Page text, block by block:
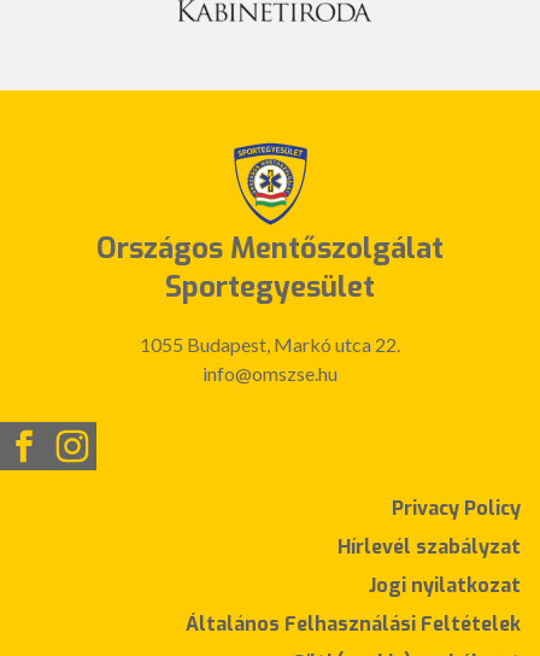
Országos Mentőszolgálat
Sportegyesület
1055 Budapest, Markó utca 22.
info@omszse.hu
Privacy Policy
Hírlevél szabályzat
Jogi nyilatkozat
Általános Felhasználási Feltételek